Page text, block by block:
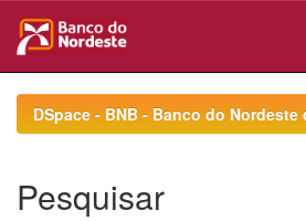
navigationDSpace - BNB - Banco do Nordeste
Pesquisar